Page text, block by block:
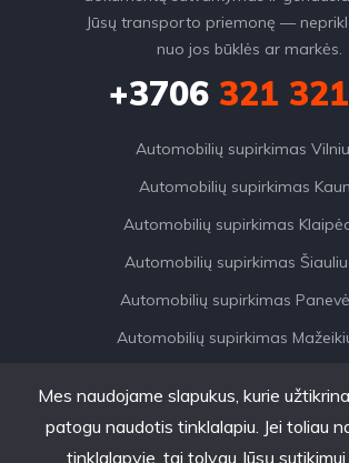
Jūsų transporto priemonę —
nuo jos būklės ar markės.
+3706321
Automobilių supirkimas
Automobilių supirkimas
Automobilių supirkimas
Automobilių supirkimas
Automobilių supirkimas
Automobilių supirkimas
Mes naudojame slapukus, kurie
patogu naudotis tinklalapiu. Jei toliau
tinklalapyje, tai tolygu Jūsų